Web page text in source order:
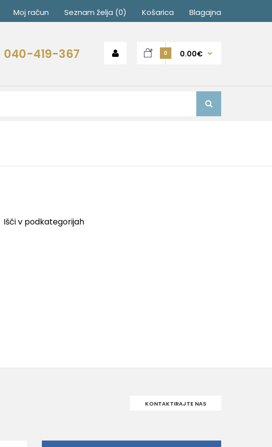
Moj račun Seznam želja (0) Košarica Blagajna
040-419-367 0 0.00€
Išči v podkategorijah
KONTAKTIRAJTE NAS